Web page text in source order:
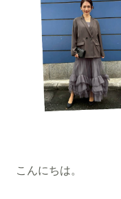
こんにちは。